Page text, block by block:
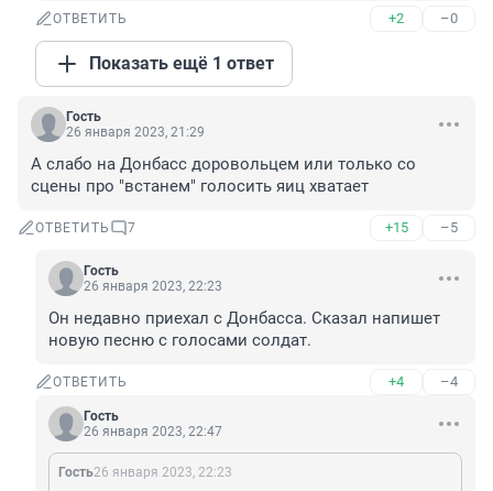
ОТВЕТИТЬ +2 –0
Показать ещё 1 ответ
Гость
26 января 2023, 21:29
А слабо на Донбасс доровольцем или только со
сцены про "встанем" голосить яиц хватает
ОТВЕТИТЬ 7 +15 –5
Гость
26 января 2023, 22:23
Он недавно приехал с Донбасса. Сказал напишет
новую песню с голосами солдат.
ОТВЕТИТЬ +4 –4
Гость
26 января 2023, 22:47
Гость26 января 2023, 22:23